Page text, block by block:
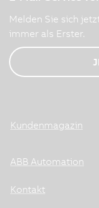
Melden Sie sich
immer als Erster.
Kundenmagazin
ABB Automation
Kontakt